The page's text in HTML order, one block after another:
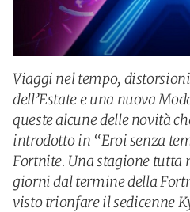
Viaggi nel tempo,
dell’Estate e una nuova
queste alcune delle novità
introdotto in “Eroi senza
Fortnite. Una stagione tutta
giorni dal termine della
visto trionfare il sedicenne